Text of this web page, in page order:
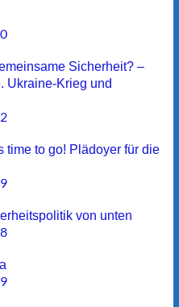
Sicherheit? –
Ukraine-Krieg und
time to go! Plädoyer für die
von unten